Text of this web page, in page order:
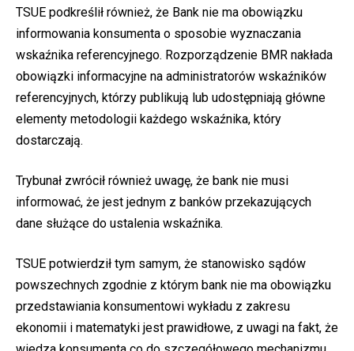
TSUE podkreślił również, że Bank nie ma obowiązku
informowania konsumenta o sposobie wyznaczania
wskaźnika referencyjnego. Rozporządzenie BMR nakłada
obowiązki informacyjne na administratorów wskaźników
referencyjnych, którzy publikują lub udostępniają główne
elementy metodologii każdego wskaźnika, który
dostarczają.
Trybunał zwrócił również uwagę, że bank nie musi
informować, że jest jednym z banków przekazujących
dane służące do ustalenia wskaźnika.
TSUE potwierdził tym samym, że stanowisko sądów
powszechnych zgodnie z którym bank nie ma obowiązku
przedstawiania konsumentowi wykładu z zakresu
ekonomii i matematyki jest prawidłowe, z uwagi na fakt, że